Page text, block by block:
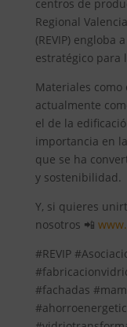
centros de
Regional
(REVIP) engloba
estratégico para
Materiales
actualmente
el de la
importancia en
que se ha
y sostenibilidad.
Y, si quieres
nosotros 📲
#REVIP
#fachadas